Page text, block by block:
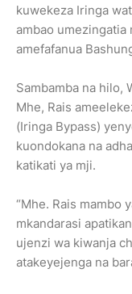
kuwekeza Iringa
ambao umezingatia
amefafanua
Sambamba na hilo,
Mhe, Rais
(Iringa Bypass)
kuondokana na
katikati ya mji.
“Mhe. Rais mambo
mkandarasi
ujenzi wa kiwanja
atakeyejenga na